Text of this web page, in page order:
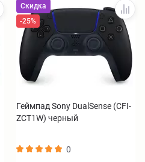
Скидка
-25%
Геймпад Sony DualSense (CFI-
ZCT1W) черный
0